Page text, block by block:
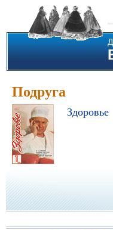
Подруга
Здоровье